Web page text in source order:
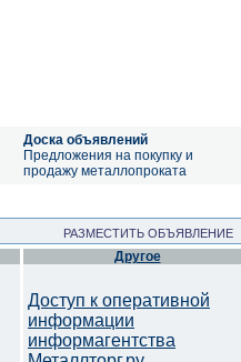
Доска объявлений
Предложения на покупку и
продажу металлопроката
РАЗМЕСТИТЬ ОБЪЯВЛЕНИЕ
Другое
Доступ к оперативной
информации
информагентства